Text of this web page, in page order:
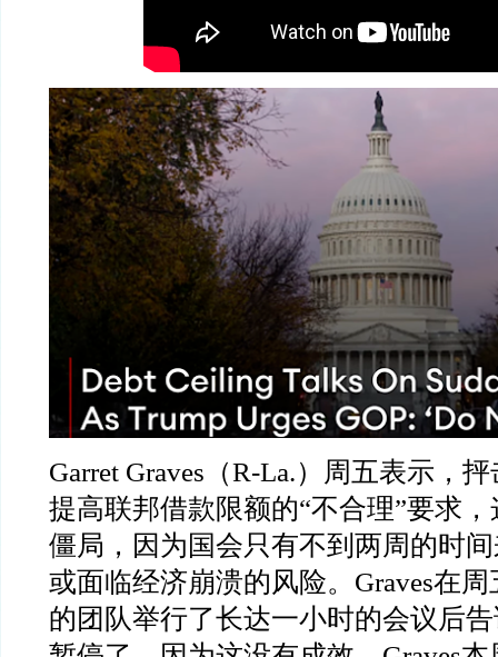
Garret Graves （R-La.）周五表示，
提高联邦借款限额的“不合理”要求，
僵局，因为国会只有不到两周的时
或面临经济崩溃的风险。 Graves在周
的团队举行了长达一小时的会议后